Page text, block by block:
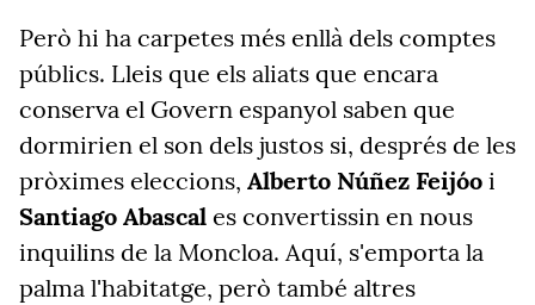
Però hi ha carpetes més enllà dels comptes
públics. Lleis que els aliats que encara
conserva el Govern espanyol saben que
dormirien el son dels justos si, després de les
pròximes eleccions, Alberto Núñez Feijóo i
Santiago Abascal es convertissin en nous
inquilins de la Moncloa. Aquí, s'emporta la
palma l'habitatge, però també altres